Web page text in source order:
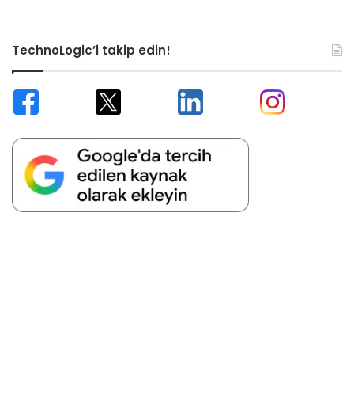
TechnoLogic’i takip edin!